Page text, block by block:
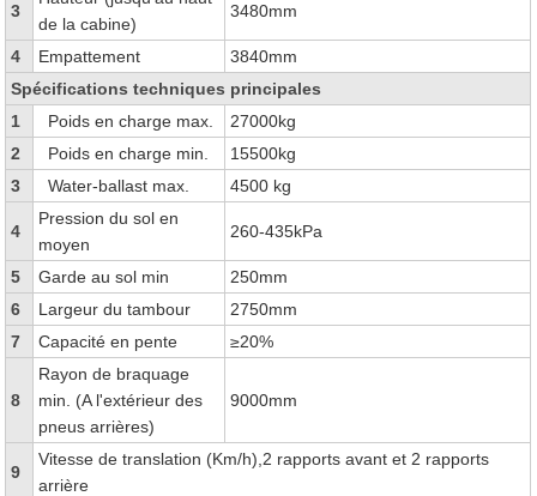
3
de la cabine)
3480mm
4 Empattement
3840mm
Spécifications techniques principales
1
Poids en charge max.
27000kg
2
Poids en charge min.
15500kg
3
Water-ballast max. 4500 kg
4
Pression du sol en
moyen
260-435kPa
5 Garde au sol min
250mm
6
Largeur du tambour
2750mm
7
Capacité en pente ≥20%
8
Rayon de braquage
min. (A l'extérieur des
pneus arrières)
9000mm
9
Vitesse de translation (Km/h),2 rapports avant et 2 rapports
arrière